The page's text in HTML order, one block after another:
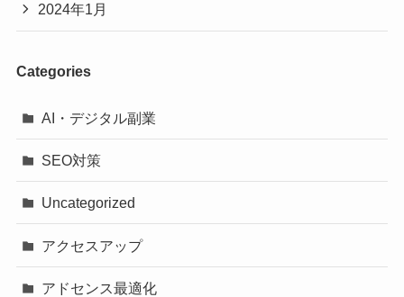
2024年1月
Categories
AI・デジタル副業
SEO対策
Uncategorized
アクセスアップ
アドセンス最適化